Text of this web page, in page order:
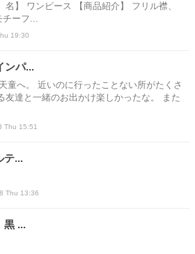
】 ワンピース 【商品紹介】 フリル襟、
ーフ...
19:30
ンパ...
へ。 近いのに行ったことない所がたくさ
友達と一緒のお出かけ楽しかったな。 また
Thu 15:51
テ...
Thu 13:36
黒 ...